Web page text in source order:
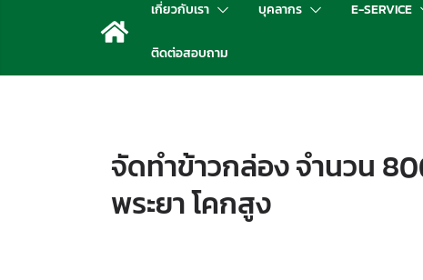
เกี่ยวกับเรา บุคลากร E-SERVICE
ติดต่อสอบถาม
จัดทำข้าวกล่อง จำนวน
พระยา โคกสูง